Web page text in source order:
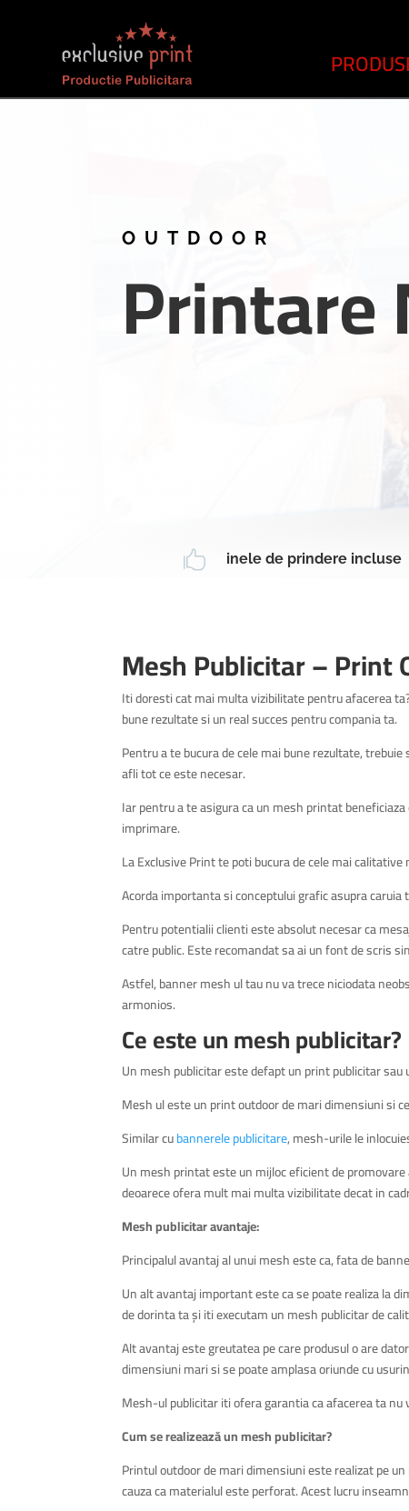
OUTDOOR
Printare
 inele de prindere incluse
Mesh Publicitar – Print
Iti doresti cat mai multa vizibilitate pentru afacerea
bune rezultate si un real succes pentru compania ta.
Pentru a te bucura de cele mai bune rezultate,
afli tot ce este necesar.
Iar pentru a te asigura ca un mesh printat
imprimare.
La Exclusive Print te poti bucura de cele mai
Acorda importanta si conceptului grafic asupra
Pentru potentialii clienti este absolut necesar ca
catre public. Este recomandat sa ai un font de scris
Astfel, banner mesh ul tau nu va trece niciodata
armonios.
Ce este un mesh publicitar?
Un mesh publicitar este defapt un print publicitar
Mesh ul este un print outdoor de mari dimensiuni si
Similar cubannerele publicitare, mesh-urile le
Un mesh printat este un mijloc eficient de
deoarece ofera mult mai multa vizibilitate decat in
Mesh publicitar avantaje:
Principalul avantaj al unui mesh este ca, fata de
Un alt avantaj important este ca se poate realiza la
de dorinta ta și iti executam un mesh publicitar de
Alt avantaj este greutatea pe care produsul o are
dimensiuni mari si se poate amplasa oriunde cu
Mesh-ul publicitar iti ofera garantia ca afacerea ta
Cum se realizează un mesh publicitar?
Printul outdoor de mari dimensiuni este realizat pe
cauza ca materialul este perforat. Acest lucru